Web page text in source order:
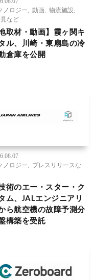
ノロジー
動画 物流施設
など
地取材・動画】霞ヶ関キ
ル、川崎・東扇島の冷
倉庫を公開
ノロジー
プレスリリースな
術のエー・スター・ク
ム、JALエンジニアリ
ら航空機の故障予測分
構築を受託